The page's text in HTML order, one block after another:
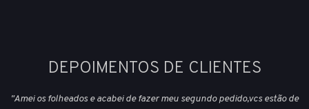
DEPOIMENTOS DE CLIENTES
"Amei os folheados e acabei de fazer meu segundo pedido,vcs estão de